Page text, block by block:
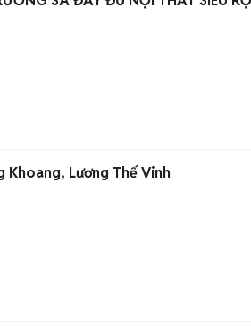
Khoang, Lương Thế Vinh